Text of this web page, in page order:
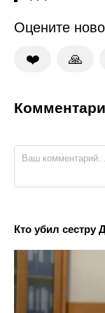
Оцените
❤️ 🙏
Кто убил сестру